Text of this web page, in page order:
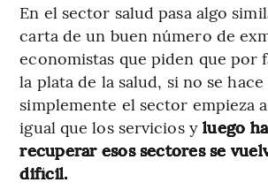
En el sector salud pasa algo
carta de un buen número de
economistas que piden que por
la plata de la salud, si no se
simplemente el sector empieza
igual que los servicios yluego
recuperar esos sectores se
difícil.